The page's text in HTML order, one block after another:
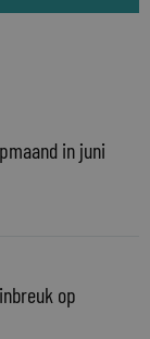
in juni
op